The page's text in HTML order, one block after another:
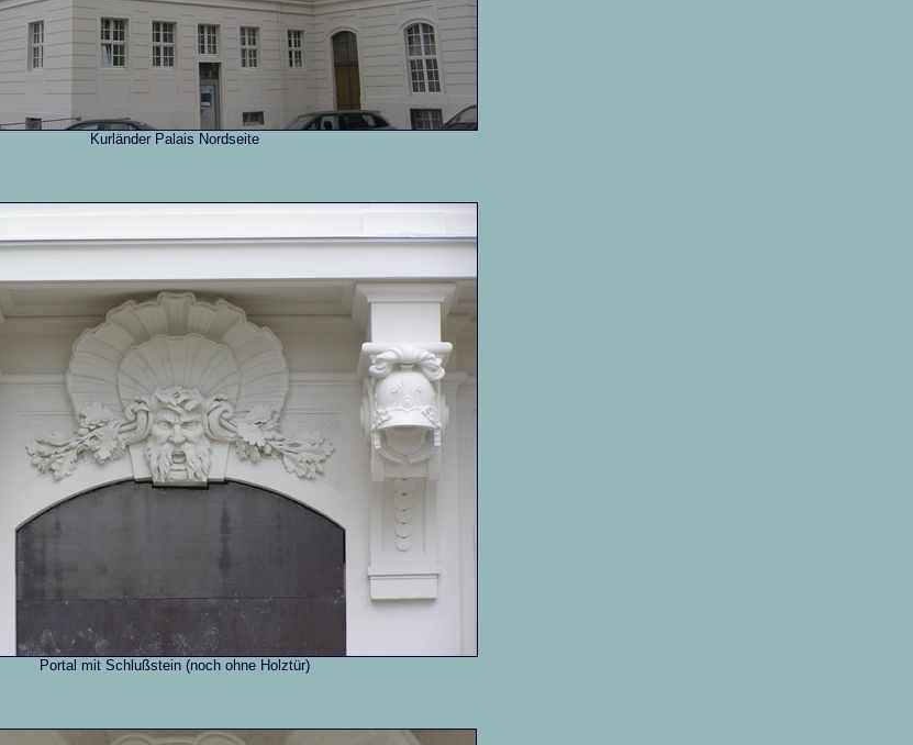
Kurländer Palais Nordseite
Portal mit Schlußstein (noch ohne Holztür)